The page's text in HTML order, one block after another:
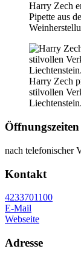
Harry Zech
Pipette aus
Harry Zech
stilvollen
Liechtenstein.
Öffnungszeiten
nach telefonischer
Kontakt
4233701100
E-Mail
Webseite
Adresse